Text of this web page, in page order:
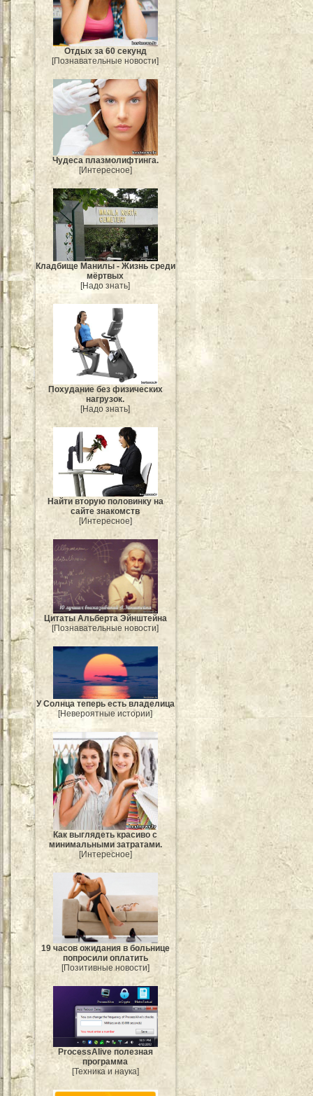
Отдых за 60 секунд
[Познавательные новости]
Чудеса плазмолифтинга.
[Интересное]
Кладбище Манилы - Жизнь среди
мёртвых
[Надо знать]
Похудание без физических
нагрузок.
[Надо знать]
Найти вторую половинку на
сайте знакомств
[Интересное]
Цитаты Альберта Эйнштейна
[Познавательные новости]
У Солнца теперь есть владелица
[Невероятные истории]
Как выглядеть красиво с
минимальными затратами.
[Интересное]
19 часов ожидания в больнице
попросили оплатить
[Позитивные новости]
ProcessAlive полезная
программа
[Техника и наука]